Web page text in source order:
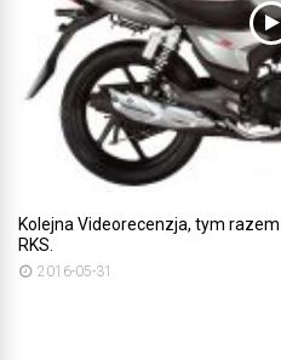
Kolejna Videorecenzja, tym
RKS.
2016-05-31